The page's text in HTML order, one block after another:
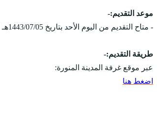
موعد التقديم:-
- متاح التقديم من اليوم الأحد بتاريخ 1443/07/05هـ الموافق بالميلادي 2022/02/06م، ويستمر التقديم على الوظائف حتى يتم الإكتفاء بالعدد المطلوب.
طريقة التقديم:-
عبر موقع غرفة المدينة المنورة:
اضغط هنا